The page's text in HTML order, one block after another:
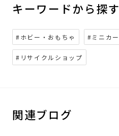
キーワードから探す
#ホビー・おもちゃ #ミニカー
#リサイクルショップ
関連ブログ